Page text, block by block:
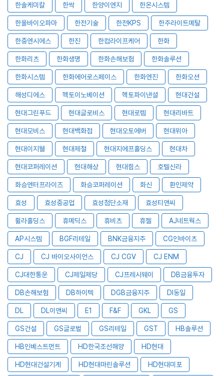
한솔케미칼 한싹 한양이엔지 한온시스템
한올바이오파마 한전기술 한전KPS 한주라이트메탈
한중엔시에스 한진 한컴라이프케어 한화
한화리츠 한화생명 한화손해보험 한화솔루션
한화시스템 한화에어로스페이스 한화엔진 한화오션
해성디에스 헥토이노베이션 헥토파이낸셜 현대건설
현대그린푸드 현대글로비스 현대로템 현대리바트
현대모비스 현대백화점 현대오토에버 현대위아
현대이지웰 현대제철 현대지에프홀딩스 현대차
현대코퍼레이션 현대해상 현대힘스 호텔신라
화승엔터프라이즈 화승코퍼레이션 화신 환인제약
효성 효성중공업 효성첨단소재 효성티앤씨
휠라홀딩스 휴메딕스 휴비츠 휴젤 AJ네트웍스
AP시스템 BGF리테일 BNK금융지주 CG인바이츠
CJ CJ 바이오사이언스 CJ CGV CJ ENM
CJ대한통운 CJ제일제당 CJ프레시웨이 DB금융투자
DB손해보험 DB하이텍 DGB금융지주 DI동일
DL DL이앤씨 E1 F&F GKL GS
GS건설 GS글로벌 GS리테일 GST HB솔루션
HB인베스트먼트 HD한국조선해양 HD현대
HD현대건설기계 HD현대마린솔루션 HD현대미포